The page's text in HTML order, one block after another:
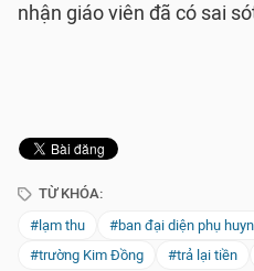
nhận giáo viên đã có sai
TỪ KHÓA:
#lạm thu
#ban đại diện phụ
#trường Kim Đồng
#trả lại tiền